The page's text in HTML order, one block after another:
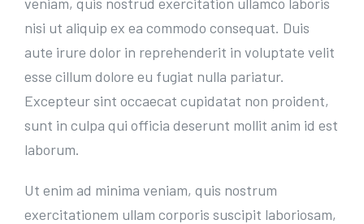
nisi ut aliquip ex ea commodo consequat. Duis
aute irure dolor in reprehenderit in voluptate velit
esse cillum dolore eu fugiat nulla pariatur.
Excepteur sint occaecat cupidatat non proident,
sunt in culpa qui officia deserunt mollit anim id est
laborum.
Ut enim ad minima veniam, quis nostrum
exercitationem ullam corporis suscipit laboriosam,